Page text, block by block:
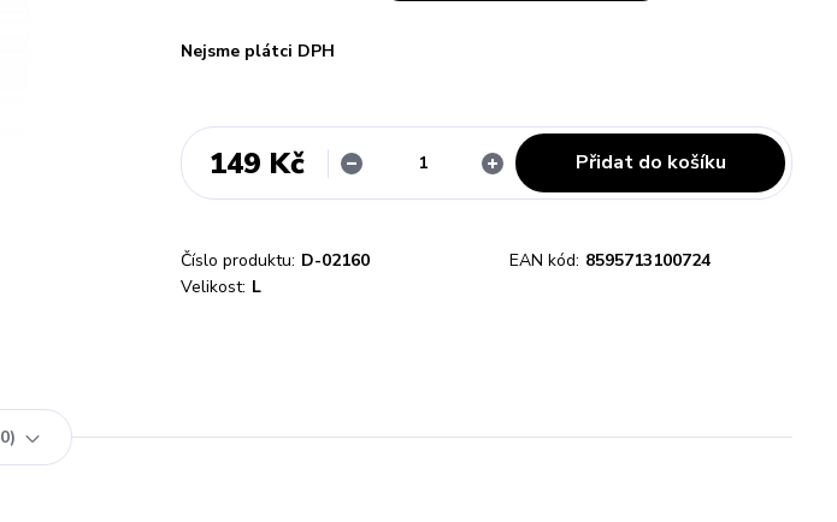
Nejsme plátci DPH
149 Kč Přidat do košíku
Číslo produktu: D-02160 EAN kód: 8595713100724
Velikost: L
0